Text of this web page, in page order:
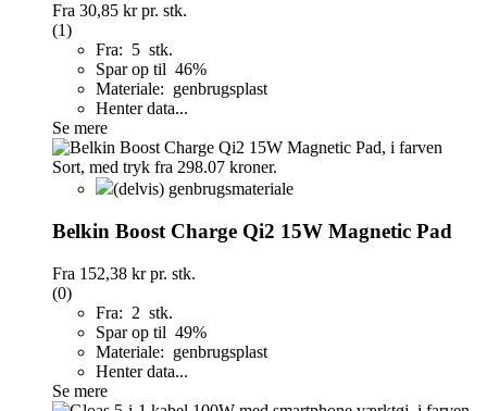
Fra 30,85 krpr. stk.
(1)
Fra: 5 stk.
Spar op til 46%
Materiale: genbrugsplast
Henter data...
Se mere
(delvis) genbrugsmateriale
Belkin Boost Charge Qi2 15W Magnetic Pad
Fra 152,38 krpr. stk.
(0)
Fra: 2 stk.
Spar op til 49%
Materiale: genbrugsplast
Henter data...
Se mere